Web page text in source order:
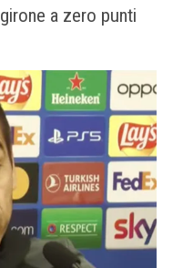
a zero punti